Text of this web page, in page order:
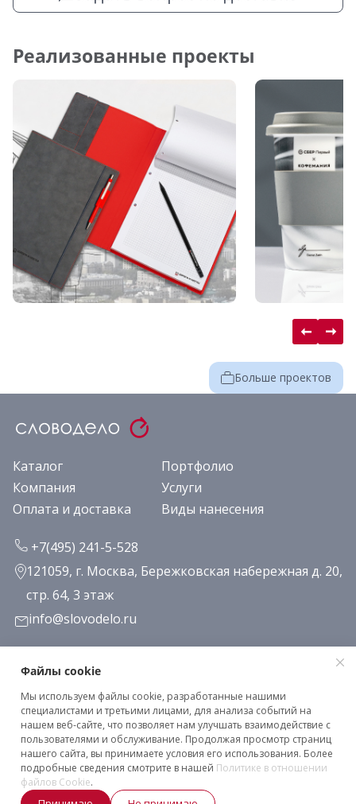
Реализованные проекты
Больше проектов
Каталог
Портфолио
Компания
Услуги
Оплата и доставка
Виды нанесения
+7(495) 241-5-528
121059, г. Москва, Бережковская набережная д. 20,
стр. 64, 3 этаж
info@slovodelo.ru
Заказать звонок
Подписаться на рассылку
Клиентское соглашение
Политика конфиденциальности
Файлы cookie
Мы используем файлы cookie, разработанные нашими
специалистами и третьими лицами, для анализа событий на
нашем веб-сайте, что позволяет нам улучшать взаимодействие с
пользователями и обслуживание. Продолжая просмотр страниц
нашего сайта, вы принимаете условия его использования. Более
подробные сведения смотрите в нашей Политике в отношении
файлов Cookie.